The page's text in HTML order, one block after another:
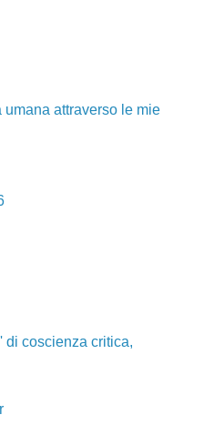
attraverso le mie
di coscienza critica,